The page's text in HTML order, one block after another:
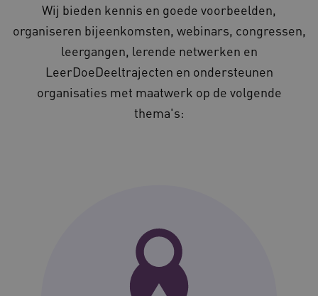
Wij bieden kennis en goede voorbeelden,
organiseren bijeenkomsten, webinars, congressen,
leergangen, lerende netwerken en
LeerDoeDeeltrajecten en ondersteunen
organisaties met maatwerk op de volgende
thema's: